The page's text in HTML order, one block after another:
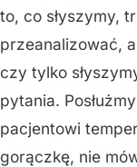
to, co słyszymy,
przeanalizować,
czy tylko
pytania.
pacjentowi
gorączkę, nie